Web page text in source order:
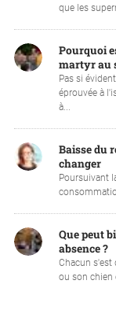
que les
Pourquoi
martyr au
Pas si
éprouvée à
à...
Baisse du
changer
Poursuivant
Que peut
absence ?
Chacun s'est
ou son chien